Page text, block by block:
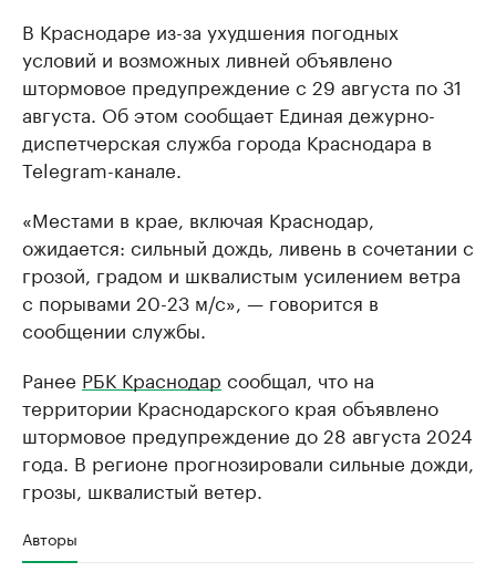
В Краснодаре из-за ухудшения погодных
условий и возможных ливней объявлено
штормовое предупреждение с 29 августа по 31
августа. Об этом сообщает Единая дежурно-
диспетчерская служба города Краснодара в
Telegram-канале.
«Местами в крае, включая Краснодар,
ожидается: сильный дождь, ливень в сочетании с
грозой, градом и шквалистым усилением ветра
с порывами 20-23 м/с», — говорится в
сообщении службы.
Ранее РБК Краснодар сообщал, что на
территории Краснодарского края объявлено
штормовое предупреждение до 28 августа 2024
года. В регионе прогнозировали сильные дожди,
грозы, шквалистый ветер.
Авторы